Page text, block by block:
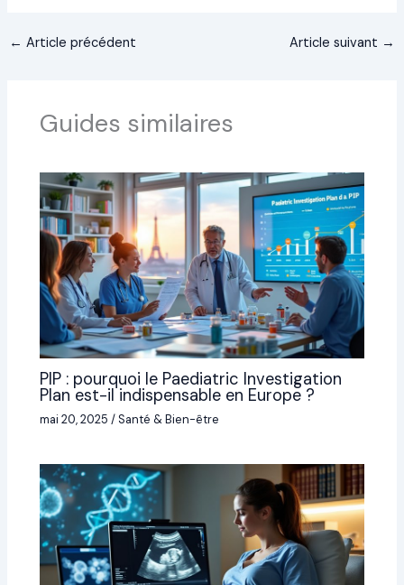
← Article précédent Article suivant →
Guides similaires
PIP : pourquoi le Paediatric Investigation
Plan est-il indispensable en Europe ?
mai 20, 2025/Santé & Bien-être